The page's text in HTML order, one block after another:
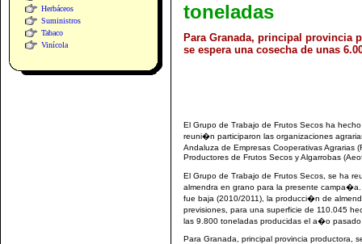
Herbáceos
Suministros
Tabaco
Vinícola
toneladas
Para Granada, principal provincia
se espera una cosecha de unas
El Grupo de Trabajo de Frutos Secos ha
reuni�n participaron las organizaciones
Andaluza de Empresas Cooperativas
Productores de Frutos Secos y Algarrobas
El Grupo de Trabajo de Frutos Secos, se ha
almendra en grano para la presente
fue baja (2010/2011), la producci�n de
previsiones, para una superficie de 110.045
las 9.800 toneladas producidas el a�o
Para Granada, principal provincia productora,